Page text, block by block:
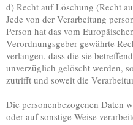
d) Recht auf Löschung (Recht
Jede von der Verarbeitung
Person hat das vom
Verordnungsgeber gewährte
verlangen, dass die sie
unverzüglich gelöscht werden,
zutrifft und soweit die
Die personenbezogenen Daten
oder auf sonstige Weise